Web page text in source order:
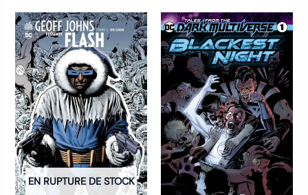
EN RUPTURE DE STOCK
Ce
a
Les
être